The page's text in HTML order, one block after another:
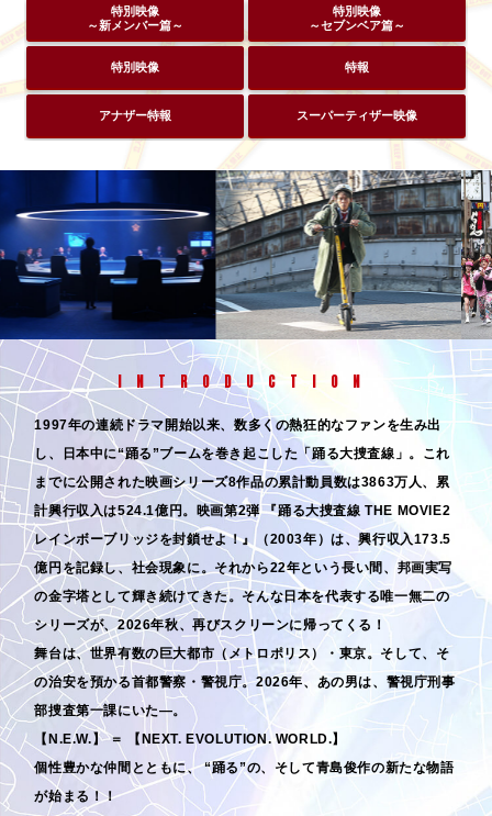
特別映像
～新メンバー篇～
特別映像
～セブンベア篇～
特別映像 特報
アナザー特報 スーパーティザー映像
INTRODUCTION
1997年の連続ドラマ開始以来、数多くの熱狂的なファンを生み出
し、日本中に“踊る”ブームを巻き起こした「踊る大捜査線」。これ
までに公開された映画シリーズ8作品の累計動員数は3863万人、累
計興行収入は524.1億円。映画第2弾 『踊る大捜査線 THE MOVIE2
レインボーブリッジを封鎖せよ！』（2003年）は、興行収入173.5
億円を記録し、社会現象に。それから22年という長い間、邦画実写
の金字塔として輝き続けてきた。そんな日本を代表する唯一無二の
シリーズが、2026年秋、再びスクリーンに帰ってくる！
舞台は、世界有数の巨大都市（メトロポリス）・東京。そして、そ
の治安を預かる首都警察・警視庁。2026年、あの男は、警視庁刑事
部捜査第一課にいた―。
【N.E.W.】 ＝ 【NEXT. EVOLUTION. WORLD.】
個性豊かな仲間とともに、 “踊る”の、そして青島俊作の新たな物語
が始まる！！